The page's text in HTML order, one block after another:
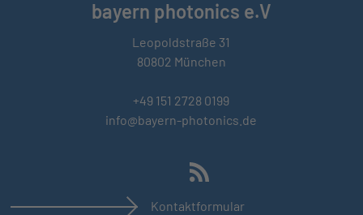
bayern photonics e.V
Leopoldstraße 31
80802 München
+49 151 2728 0199
info@bayern-photonics.de
Kontaktformular